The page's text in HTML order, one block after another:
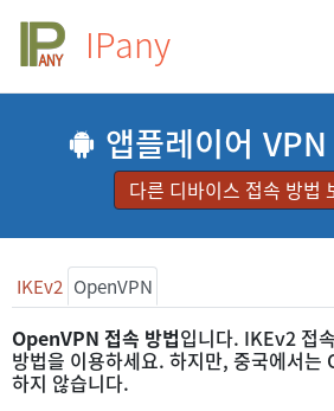
IPany
앱플레이어
다른 디바이스 접속 방법
IKEv2 OpenVPN
OpenVPN 접속 방법입니다. IKEv2 접
방법을 이용하세요. 하지만, 중국에서
하지 않습니다.